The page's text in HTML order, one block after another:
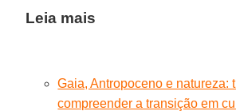
Leia mais
Gaia, Antropoceno e natureza:
compreender a transição em